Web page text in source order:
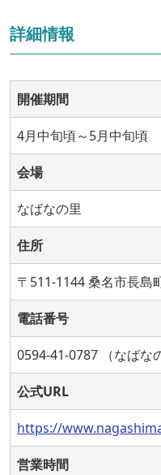
詳細情報
開催期間
4月中旬頃～5月中旬頃
会場
なばなの里
住所
〒511-1144 桑名市長島
電話番号
0594-41-0787 （なばな
公式URL
https://
営業時間